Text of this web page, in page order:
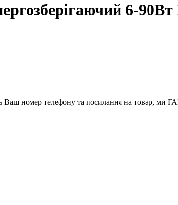
6-
Ваш номер телефону та посилання на товар,